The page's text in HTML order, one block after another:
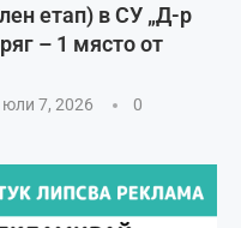
етап) в СУ „Д-р
– 1 място от
юли 7, 2026
0